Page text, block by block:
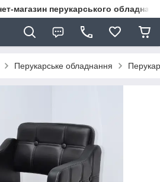
магазин перукарського
Перукарське обладнання